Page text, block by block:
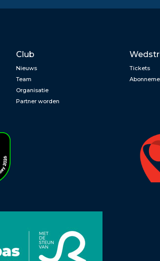
Club
Nieuws
Team
Organisatie
Partner worden
Tickets